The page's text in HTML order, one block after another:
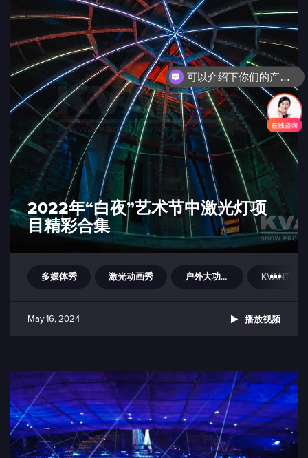
2022年“白夜”艺术节中激光灯项
目精彩合集
多媒体秀 激光动画秀 户外大功率激光灯
May 16, 2024 播放视频
可以介绍下你们的产品么？